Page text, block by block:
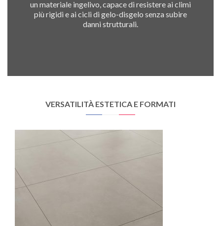
un materiale ingelivo, capace di resistere ai climi
più rigidi e ai cicli di gelo-disgelo senza subire
danni strutturali.
VERSATILITÀ ESTETICA E FORMATI